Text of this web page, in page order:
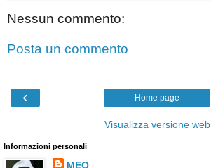
Nessun commento:
Posta un commento
‹ Home page
Visualizza versione web
Informazioni personali
MEO